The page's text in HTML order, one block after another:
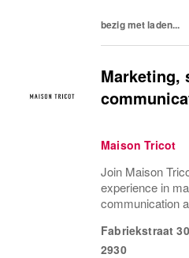
bezig met laden...
Marketing,
Maison Tricot
Join Maison
experience in
communication
Fabriekstraat 30
2930